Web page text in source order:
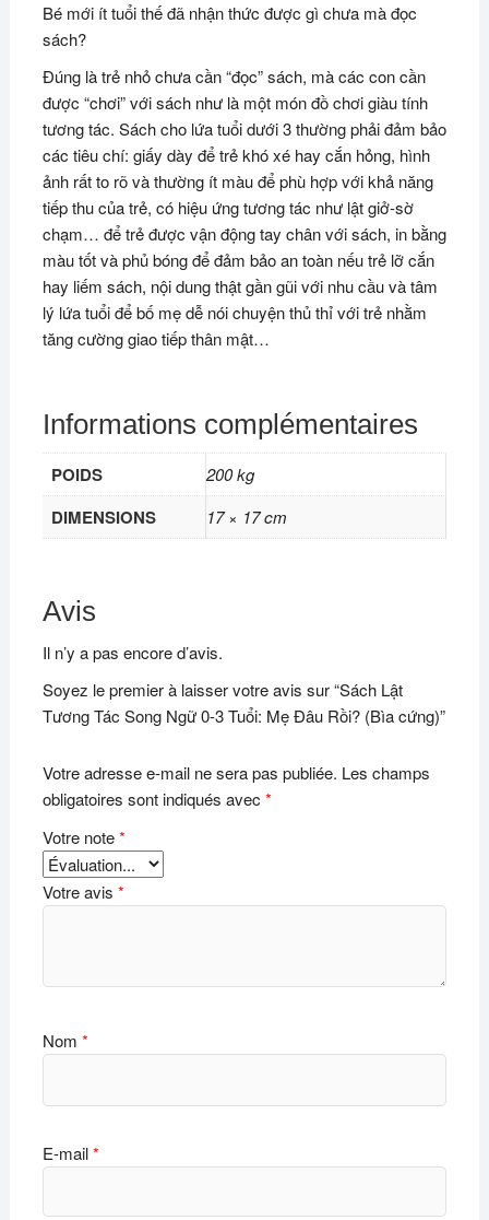
Bé mới ít tuổi thế đã nhận thức được gì chưa mà đọc
sách?
Đúng là trẻ nhỏ chưa cần “đọc” sách, mà các con cần
được “chơi” với sách như là một món đồ chơi giàu tính
tương tác. Sách cho lứa tuổi dưới 3 thường phải đảm bảo
các tiêu chí: giấy dày để trẻ khó xé hay cắn hỏng, hình
ảnh rất to rõ và thường ít màu để phù hợp với khả năng
tiếp thu của trẻ, có hiệu ứng tương tác như lật giở-sờ
chạm… để trẻ được vận động tay chân với sách, in bằng
màu tốt và phủ bóng để đảm bảo an toàn nếu trẻ lỡ cắn
hay liếm sách, nội dung thật gần gũi với nhu cầu và tâm
lý lứa tuổi để bố mẹ dễ nói chuyện thủ thỉ với trẻ nhằm
tăng cường giao tiếp thân mật…
Informations complémentaires
POIDS 200 kg
DIMENSIONS 17 × 17 cm
Avis
Il n’y a pas encore d’avis.
Soyez le premier à laisser votre avis sur “Sách Lật
Tương Tác Song Ngữ 0-3 Tuổi: Mẹ Đâu Rồi? (Bìa cứng)”
Votre adresse e-mail ne sera pas publiée. Les champs
obligatoires sont indiqués avec *
Votre note*
Votre avis *
Nom *
E-mail*